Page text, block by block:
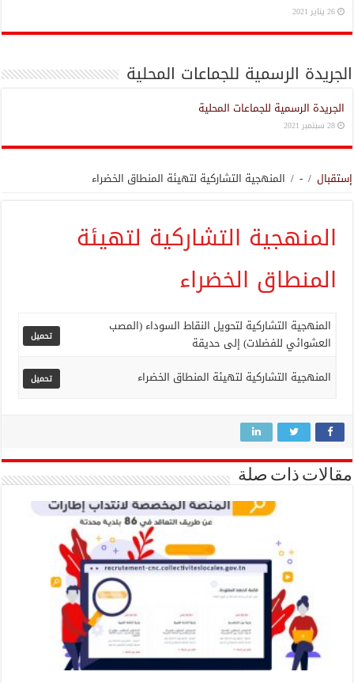
إستقبال /
-
/ المنهجية التشاركية لتهيئة المنطاق الخضراء
المنهجية التشاركية لتهيئة
المنطاق الخضراء
المنهجية التشاركية لتحويل النقاط السوداء (المصب
العشوائي للفضلات) إلى حديقة
تحميل
المنهجية التشاركية لتهيئة المنطاق الخضراء تحميل
مقالات ذات صلة
26 يناير 2021
الجريدة الرسمية للجماعات المحلية
الجريدة الرسمية للجماعات المحلية
28 سبتمبر 2021